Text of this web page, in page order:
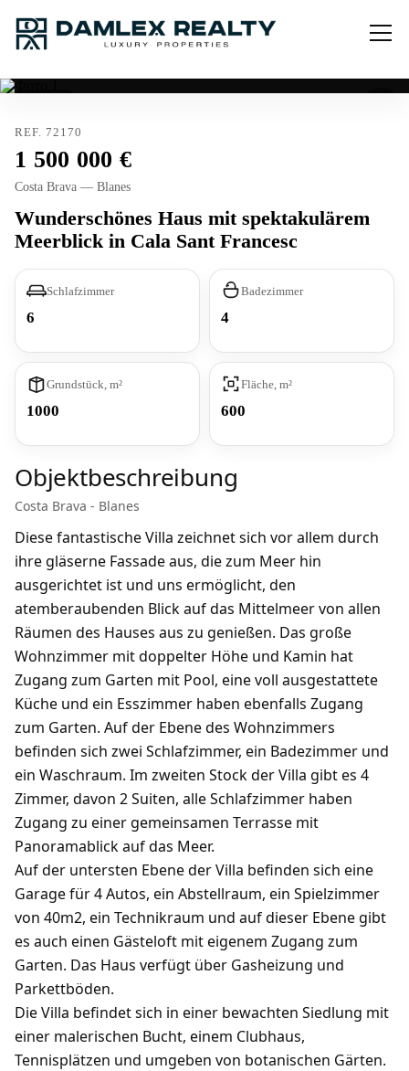
REF. 72170
1 500 000
Costa Brava — Blanes
Wunderschönes Haus mit spektakulärem
Meerblick in Cala Sant Francesc
Schlafzimmer
6
Badezimmer
4
Grundstück, m²
1000
Fläche, m²
600
Objektbeschreibung
Costa Brava - Blanes
Diese fantastische Villa zeichnet sich vor allem durch
ihre gläserne Fassade aus, die zum Meer hin
ausgerichtet ist und uns ermöglicht, den
atemberaubenden Blick auf das Mittelmeer von allen
Räumen des Hauses aus zu genießen. Das große
Wohnzimmer mit doppelter Höhe und Kamin hat
Zugang zum Garten mit Pool, eine voll ausgestattete
Küche und ein Esszimmer haben ebenfalls Zugang
zum Garten. Auf der Ebene des Wohnzimmers
befinden sich zwei Schlafzimmer, ein Badezimmer und
ein Waschraum. Im zweiten Stock der Villa gibt es 4
Zimmer, davon 2 Suiten, alle Schlafzimmer haben
Zugang zu einer gemeinsamen Terrasse mit
Panoramablick auf das Meer.
Auf der untersten Ebene der Villa befinden sich eine
Garage für 4 Autos, ein Abstellraum, ein Spielzimmer
von 40m2, ein Technikraum und auf dieser Ebene gibt
es auch einen Gästeloft mit eigenem Zugang zum
Garten. Das Haus verfügt über Gasheizung und
Parkettböden.
Die Villa befindet sich in einer bewachten Siedlung mit
einer malerischen Bucht, einem Clubhaus,
Tennisplätzen und umgeben von botanischen Gärten.